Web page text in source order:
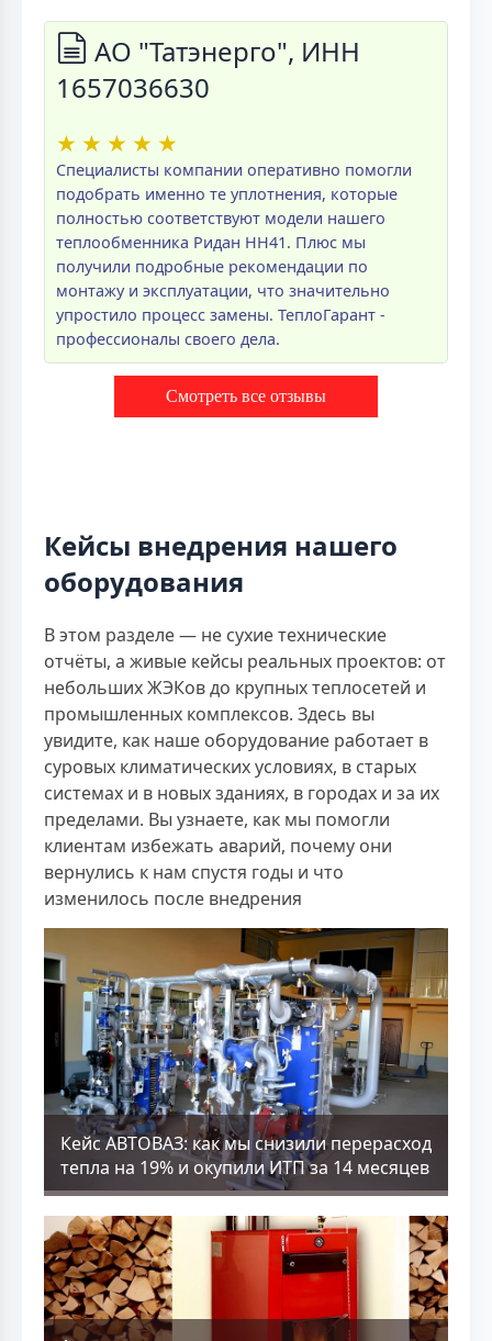
АО "Татэнерго", ИНН
1657036630
★ ★ ★ ★ ★
Специалисты компании оперативно помогли
подобрать именно те уплотнения, которые
полностью соответствуют модели нашего
теплообменника Ридан НН41. Плюс мы
получили подробные рекомендации по
монтажу и эксплуатации, что значительно
упростило процесс замены. ТеплоГарант -
профессионалы своего дела.
Смотреть все отзывы
Кейсы внедрения нашего
оборудования
В этом разделе — не сухие технические
отчёты, а живые кейсы реальных проектов: от
небольших ЖЭКов до крупных теплосетей и
промышленных комплексов. Здесь вы
увидите, как наше оборудование работает в
суровых климатических условиях, в старых
системах и в новых зданиях, в городах и за их
пределами. Вы узнаете, как мы помогли
клиентам избежать аварий, почему они
вернулись к нам спустя годы и что
изменилось после внедрения
Кейс АВТОВАЗ: как мы снизили перерасход
тепла на 19% и окупили ИТП за 14 месяцев